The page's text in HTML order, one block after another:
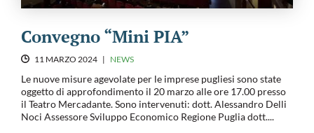
Convegno “Mini PIA”
11 MARZO 2024 | NEWS
Le nuove misure agevolate per le imprese pugliesi sono state
oggetto di approfondimento il 20 marzo alle ore 17.00 presso
il Teatro Mercadante. Sono intervenuti: dott. Alessandro Delli
Noci Assessore Sviluppo Economico Regione Puglia dott....